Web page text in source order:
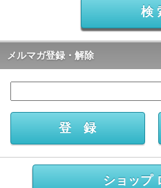
メルマガ登録・解除
ショップ